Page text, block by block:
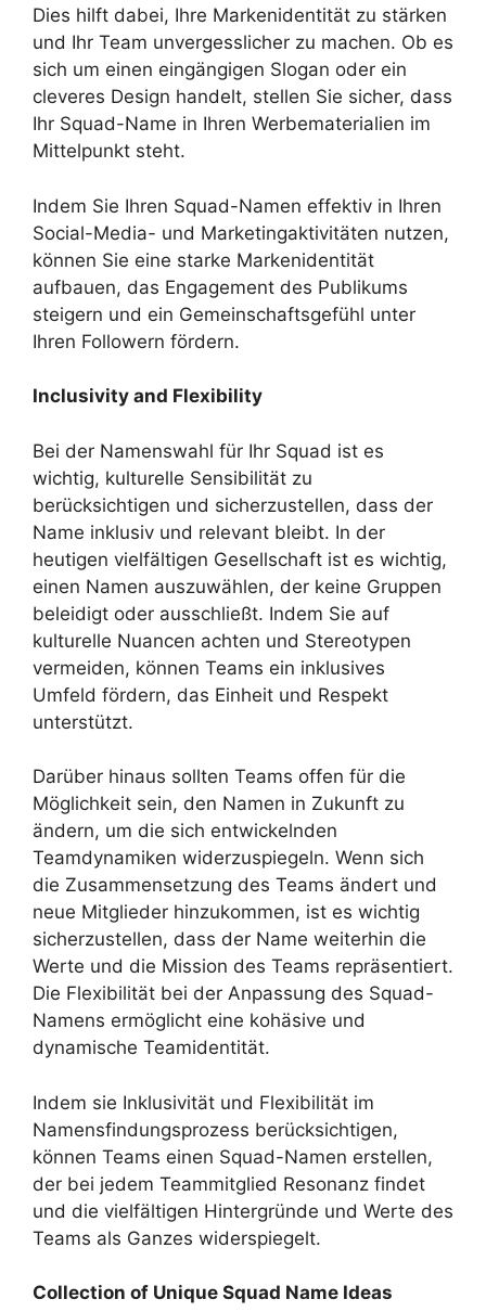
Dies hilft dabei, Ihre Markenidentität zu stärken
und Ihr Team unvergesslicher zu machen. Ob es
sich um einen eingängigen Slogan oder ein
cleveres Design handelt, stellen Sie sicher, dass
Ihr Squad-Name in Ihren Werbematerialien im
Mittelpunkt steht.
Indem Sie Ihren Squad-Namen effektiv in Ihren
Social-Media- und Marketingaktivitäten nutzen,
können Sie eine starke Markenidentität
aufbauen, das Engagement des Publikums
steigern und ein Gemeinschaftsgefühl unter
Ihren Followern fördern.
Inclusivity and Flexibility
Bei der Namenswahl für Ihr Squad ist es
wichtig, kulturelle Sensibilität zu
berücksichtigen und sicherzustellen, dass der
Name inklusiv und relevant bleibt. In der
heutigen vielfältigen Gesellschaft ist es wichtig,
einen Namen auszuwählen, der keine Gruppen
beleidigt oder ausschließt. Indem Sie auf
kulturelle Nuancen achten und Stereotypen
vermeiden, können Teams ein inklusives
Umfeld fördern, das Einheit und Respekt
unterstützt.
Darüber hinaus sollten Teams offen für die
Möglichkeit sein, den Namen in Zukunft zu
ändern, um die sich entwickelnden
Teamdynamiken widerzuspiegeln. Wenn sich
die Zusammensetzung des Teams ändert und
neue Mitglieder hinzukommen, ist es wichtig
sicherzustellen, dass der Name weiterhin die
Werte und die Mission des Teams repräsentiert.
Die Flexibilität bei der Anpassung des Squad-
Namens ermöglicht eine kohäsive und
dynamische Teamidentität.
Indem sie Inklusivität und Flexibilität im
Namensfindungsprozess berücksichtigen,
können Teams einen Squad-Namen erstellen,
der bei jedem Teammitglied Resonanz findet
und die vielfältigen Hintergründe und Werte des
Teams als Ganzes widerspiegelt.
Collection of Unique Squad Name Ideas